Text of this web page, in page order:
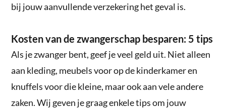
bij jouw aanvullende verzekering het geval is.
Kosten van de zwangerschap besparen: 5 tips
Als je zwanger bent, geef je veel geld uit. Niet alleen
aan kleding, meubels voor op de kinderkamer en
knuffels voor die kleine, maar ook aan vele andere
zaken. Wij geven je graag enkele tips om jouw